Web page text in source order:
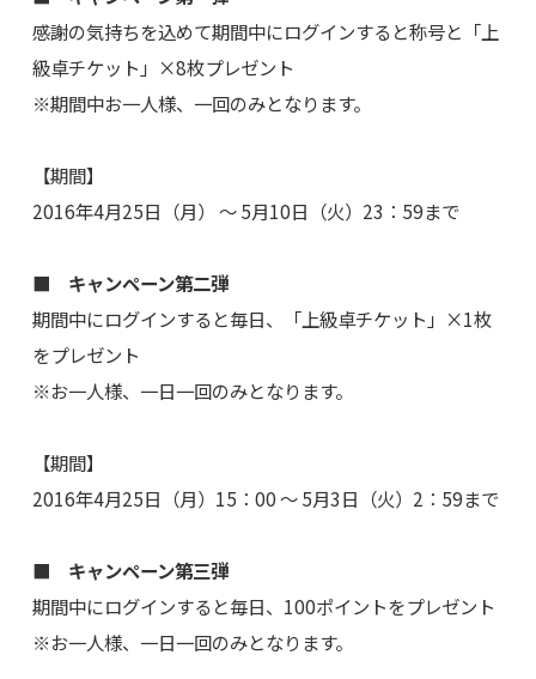
感謝の気持ちを込めて期間中にログインすると称号と「上
級卓チケット」×8枚プレゼント
※期間中お一人様、一回のみとなります。
【期間】
2016年4月25日（月） ～ 5月10日（火）23：59まで
■ キャンペーン第二弾
期間中にログインすると毎日、「上級卓チケット」×1枚
をプレゼント
※お一人様、一日一回のみとなります。
【期間】
2016年4月25日（月）15：00 ～ 5月3日（火）2：59まで
■ キャンペーン第三弾
期間中にログインすると毎日、100ポイントをプレゼント
※お一人様、一日一回のみとなります。